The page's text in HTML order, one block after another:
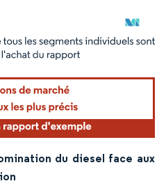
nécessite une attribution sous CC BY
du diesel face aux